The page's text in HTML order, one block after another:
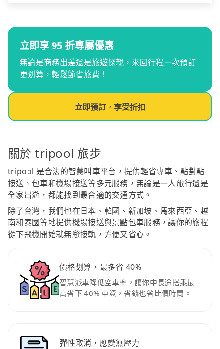
立即享 95 折專屬優惠
無論是商務出差還是旅遊探親，來回行程一次預訂
更划算，輕鬆節省旅費！
立即預訂，享受折扣
關於 tripool 旅步
tripool 是合法的智慧叫車平台，提供輕省專車、點對點
接送、包車和機場接送等多元服務，無論是一人旅行還是
全家出遊，都能找到最合適的交通方式。
除了台灣，我們也在日本、韓國、新加坡、馬來西亞、越
南和泰國等地提供機場接送與景點包車服務，讓你的旅程
從下飛機開始就無縫接軌，方便又省心。
價格划算，最多省 40%
智慧派車降低空車率，讓你中長途搭乘最
高省下 40% 車資，省錢也省比價時間。
彈性取消，應變無壓力